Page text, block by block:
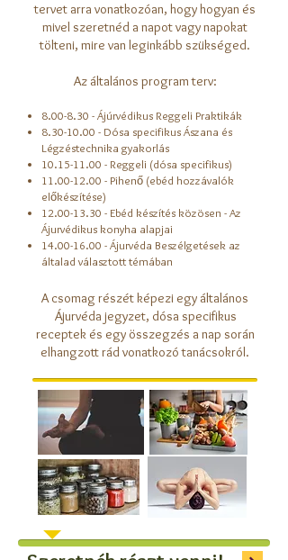
tervet arra vonatkozóan, hogy hogyan és
mivel szeretnéd a napot vagy napokat
tölteni, mire van leginkább szükséged.
Az általános program terv:
A csomag részét képezi egy általános
Ájurvéda jegyzet, dósa specifikus
receptek és egy összegzés a nap során
elhangzott rád vonatkozó tanácsokról.
8.00-8.30 - Ájúrvédikus Reggeli Praktikák
8.30-10.00 - Dósa specifikus Ászana és
Légzéstechnika gyakorlás
10.15-11.00 - Reggeli (dósa specifikus)
11.00-12.00 - Pihenő (ebéd hozzávalók
előkészítése)
12.00-13.30 - Ebéd készítés közösen - Az
Ájurvédikus konyha alapjai
14.00-16.00 - Ájurvéda Beszélgetések az
általad választott témában